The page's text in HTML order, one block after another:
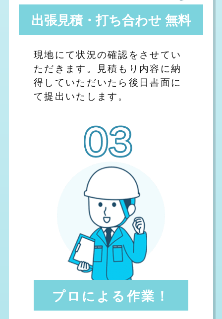
出張見積・打ち合わせ 無料
現地にて状況の確認をさせてい
ただきます。見積もり内容に納
得していただいたら後日書面に
て提出いたします。
プロによる作業！